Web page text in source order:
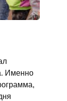
Именно